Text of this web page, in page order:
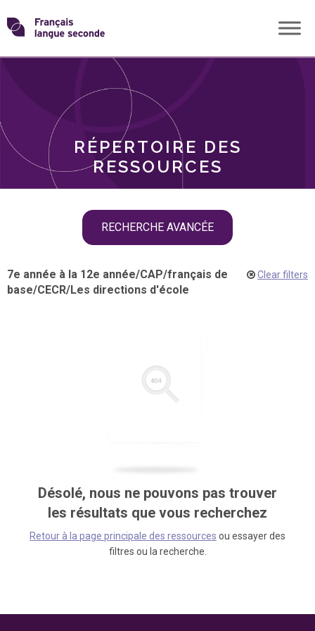
Skip
toTransformons
langue
RÉPERTOIRE DES
RESSOURCES
RECHERCHE AVANCÉE
THÈMES
7e année à la 12e année/CAP/français de
base/CECR/Les directions d'école
Clear filters
Désolé, nous ne pouvons pas trouver
les résultats que vous recherchez
Retour à la page principale des ressources ou essayer des
filtres ou la recherche.